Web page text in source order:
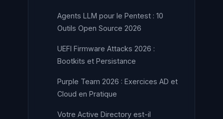
Agents LLM pour le Pentest : 10
Outils Open Source 2026
UEFI Firmware Attacks 2026 :
Bootkits et Persistance
Purple Team 2026 : Exercices AD et
Cloud en Pratique
Votre Active Directory est-il